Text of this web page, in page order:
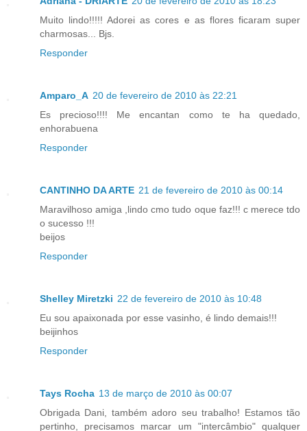
Muito lindo!!!!! Adorei as cores e as flores ficaram super
charmosas... Bjs.
Responder
Amparo_A 20 de fevereiro de 2010 às 22:21
Es precioso!!!! Me encantan como te ha quedado,
enhorabuena
Responder
CANTINHO DA ARTE 21 de fevereiro de 2010 às 00:14
Maravilhoso amiga ,lindo cmo tudo oque faz!!! c merece tdo
o sucesso !!!
beijos
Responder
Shelley Miretzki 22 de fevereiro de 2010 às 10:48
Eu sou apaixonada por esse vasinho, é lindo demais!!!
beijinhos
Responder
Tays Rocha 13 de março de 2010 às 00:07
Obrigada Dani, também adoro seu trabalho! Estamos tão
pertinho, precisamos marcar um "intercâmbio" qualquer